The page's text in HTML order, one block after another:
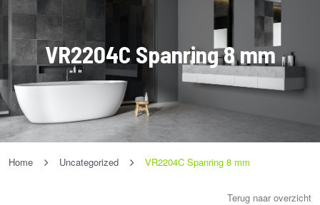
VR2204C Spanring 8 mm
Home Uncategorized VR2204C Spanring 8 mm
Terug naar overzicht